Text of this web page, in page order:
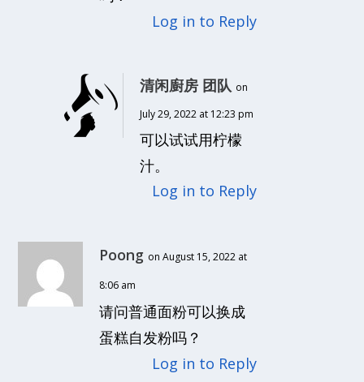
Log in to Reply
清闲廚房 团队 on
July 29, 2022 at 12:23 pm
可以试试用柠檬
汁。
Log in to Reply
Poong on August 15, 2022 at
8:06 am
请问普通面粉可以换成
蛋糕自发粉吗？
Log in to Reply